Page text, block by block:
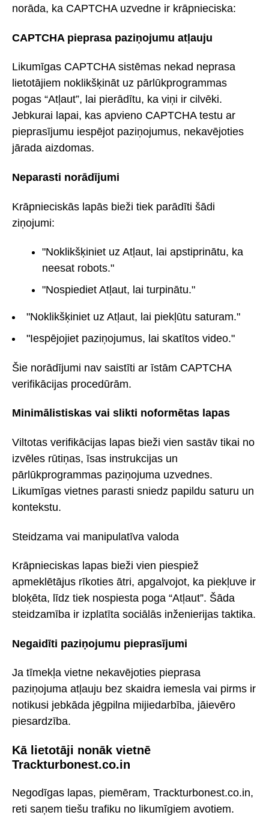
norāda, ka CAPTCHA uzvedne ir krāpnieciska:
CAPTCHA pieprasa paziņojumu atļauju
Likumīgas CAPTCHA sistēmas nekad neprasa
lietotājiem noklikšķināt uz pārlūkprogrammas
pogas “Atļaut”, lai pierādītu, ka viņi ir cilvēki.
Jebkurai lapai, kas apvieno CAPTCHA testu ar
pieprasījumu iespējot paziņojumus, nekavējoties
jārada aizdomas.
Neparasti norādījumi
Krāpnieciskās lapās bieži tiek parādīti šādi
ziņojumi:
"Noklikšķiniet uz Atļaut, lai apstiprinātu, ka
neesat robots."
"Nospiediet Atļaut, lai turpinātu."
"Noklikšķiniet uz Atļaut, lai piekļūtu saturam."
"Iespējojiet paziņojumus, lai skatītos video."
Šie norādījumi nav saistīti ar īstām CAPTCHA
verifikācijas procedūrām.
Minimālistiskas vai slikti noformētas lapas
Viltotas verifikācijas lapas bieži vien sastāv tikai no
izvēles rūtiņas, īsas instrukcijas un
pārlūkprogrammas paziņojuma uzvednes.
Likumīgas vietnes parasti sniedz papildu saturu un
kontekstu.
Steidzama vai manipulatīva valoda
Krāpnieciskas lapas bieži vien piespiež
apmeklētājus rīkoties ātri, apgalvojot, ka piekļuve ir
bloķēta, līdz tiek nospiesta poga “Atļaut”. Šāda
steidzamība ir izplatīta sociālās inženierijas taktika.
Negaidīti paziņojumu pieprasījumi
Ja tīmekļa vietne nekavējoties pieprasa
paziņojuma atļauju bez skaidra iemesla vai pirms ir
notikusi jebkāda jēgpilna mijiedarbība, jāievēro
piesardzība.
Kā lietotāji nonāk vietnē
Trackturbonest.co.in
Negodīgas lapas, piemēram, Trackturbonest.co.in,
reti saņem tiešu trafiku no likumīgiem avotiem.